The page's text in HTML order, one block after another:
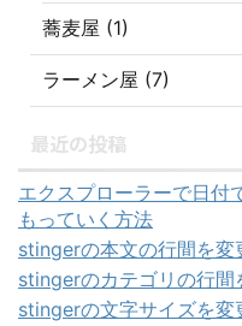
蕎麦屋 (1)
ラーメン屋 (7)
最近の投稿
エクスプローラーで日付
もっていく方法
stingerの本文の行間を変
stingerのカテゴリの行間
stingerの文字サイズを変